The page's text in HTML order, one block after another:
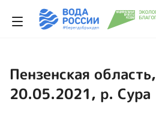
Пензенская область,
20.05.2021, р. Сура